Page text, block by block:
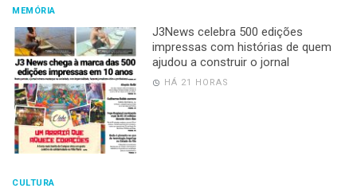
MEMÓRIA
J3News celebra 500 edições
impressas com histórias de quem
ajudou a construir o jornal
HÁ 21 HORAS
CULTURA